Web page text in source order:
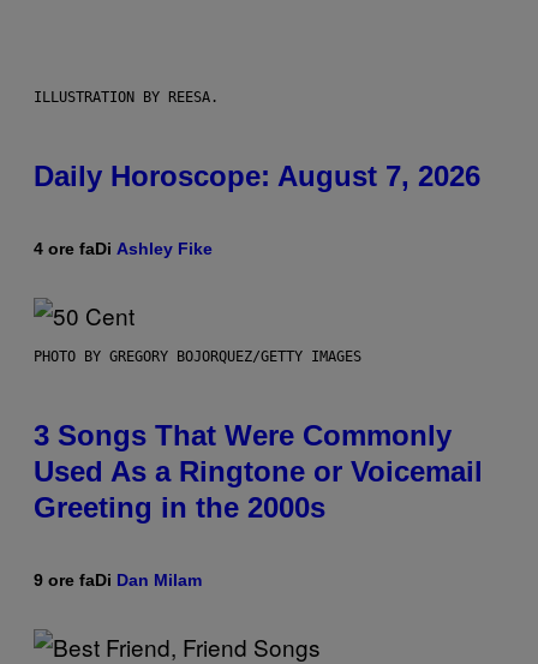
ILLUSTRATION BY REESA.
Daily Horoscope: August 7, 2026
4 ore faDi Ashley Fike
PHOTO BY GREGORY BOJORQUEZ/GETTY IMAGES
3 Songs That Were Commonly
Used As a Ringtone or Voicemail
Greeting in the 2000s
9 ore faDi Dan Milam